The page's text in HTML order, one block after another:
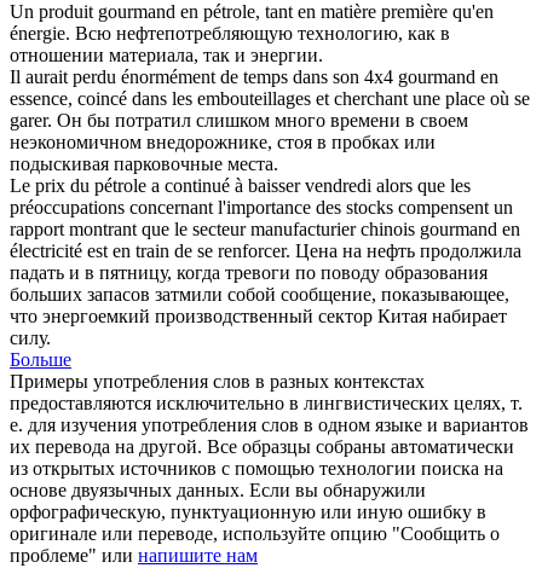
Un produit gourmand en pétrole, tant en matière première qu'en
énergie. Всю нефтепотребляющую технологию, как в
отношении материала, так и энергии.
Il aurait perdu énormément de temps dans son 4x4 gourmand en
essence, coincé dans les embouteillages et cherchant une place où se
garer. Он бы потратил слишком много времени в своем
неэкономичном внедорожнике, стоя в пробках или
подыскивая парковочные места.
Le prix du pétrole a continué à baisser vendredi alors que les
préoccupations concernant l'importance des stocks compensent un
rapport montrant que le secteur manufacturier chinois gourmand en
électricité est en train de se renforcer. Цена на нефть продолжила
падать и в пятницу, когда тревоги по поводу образования
больших запасов затмили собой сообщение, показывающее,
что энергоемкий производственный сектор Китая набирает
силу.
Больше
Примеры употребления слов в разных контекстах
предоставляются исключительно в лингвистических целях, т.
е. для изучения употребления слов в одном языке и вариантов
их перевода на другой. Все образцы собраны автоматически
из открытых источников с помощью технологии поиска на
основе двуязычных данных. Если вы обнаружили
орфографическую, пунктуационную или иную ошибку в
оригинале или переводе, используйте опцию "Сообщить о
проблеме" или напишите нам